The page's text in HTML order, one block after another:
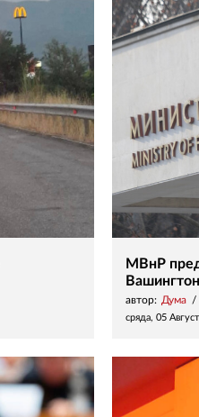
МВнР
автор: Дума
сряда, 05